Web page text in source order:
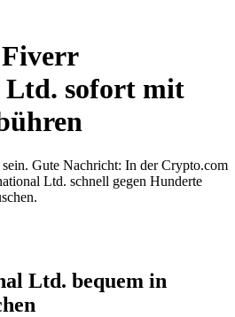
Fiverr
sofort mit
Gute Nachricht: In der Crypto.com
Ltd. schnell gegen Hunderte
Ltd. bequem in